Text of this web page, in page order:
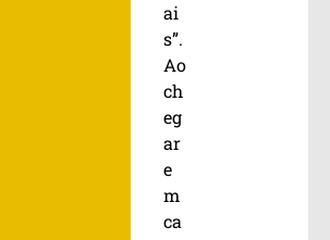
ai
s”.
Ao
ch
eg
ar
e
m
ca